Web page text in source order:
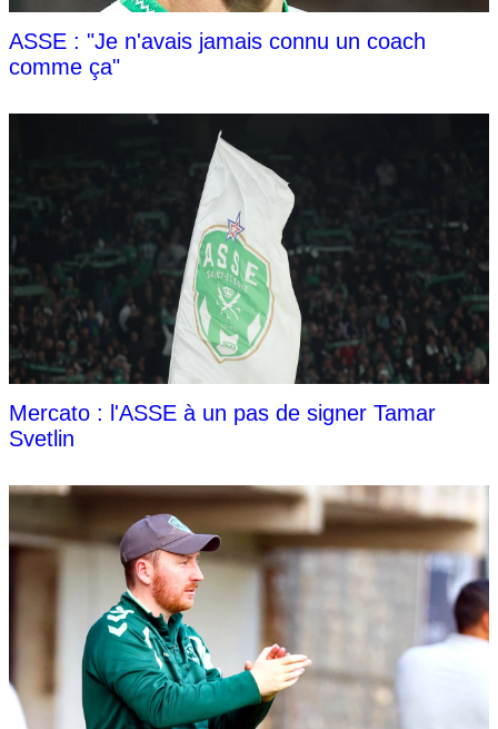
ASSE : "Je n'avais jamais connu un coach
comme ça"
Mercato : l'ASSE à un pas de signer Tamar
Svetlin